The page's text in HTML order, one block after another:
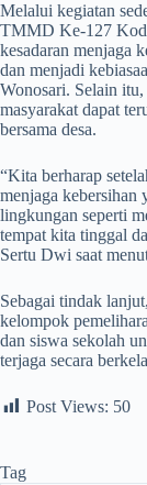
Melalui kegiatan
TMMD Ke-127
kesadaran menjaga
dan menjadi
Wonosari. Selain
masyarakat dapat
bersama desa.
“Kita berharap
menjaga kebersihan
lingkungan seperti
tempat kita tinggal
Sertu Dwi saat
Sebagai tindak
kelompok
dan siswa sekolah
terjaga secara
Post Views: 50
Tag